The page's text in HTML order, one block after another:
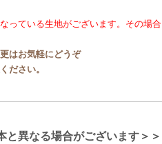
っている生地がございます。その場
はお気軽にどうぞ
ださい。
異なる場合がございます＞＞